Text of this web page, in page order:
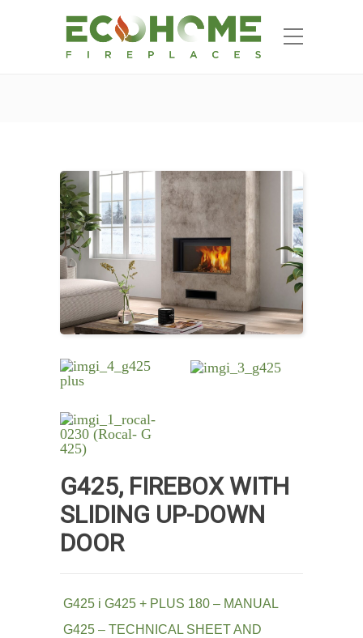
G425, FIREBOX WITH
SLIDING UP-DOWN
DOOR
G425 i G425 + PLUS 180 – MANUAL
G425 – TECHNICAL SHEET AND